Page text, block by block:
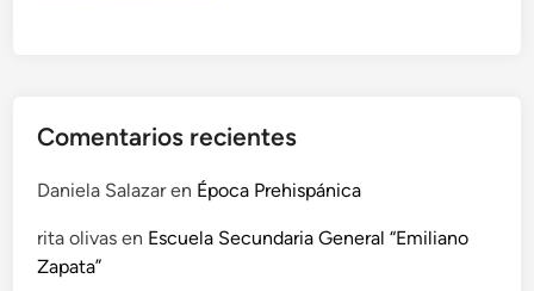
Comentarios recientes
Daniela Salazaren Época Prehispánica
rita olivas en Escuela Secundaria General “Emiliano
Zapata”